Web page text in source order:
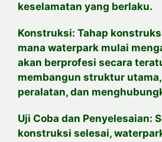
keselamatan yang berlaku.
Konstruksi: Tahap
mana waterpark mulai
akan berprofesi secara
membangun struktur
peralatan, dan
Uji Coba dan Penyelesaian:
konstruksi selesai,